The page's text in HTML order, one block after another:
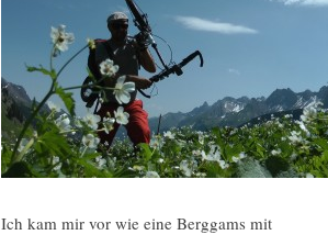
Ich kam mir vor wie eine Berggams mit